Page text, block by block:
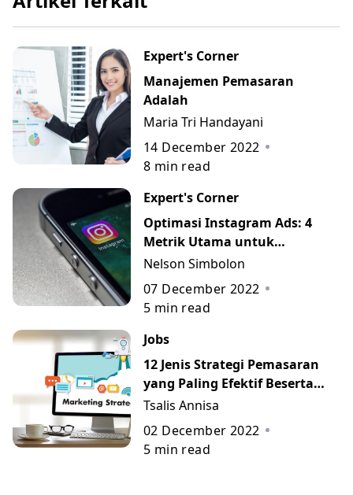
Expert's Corner
Manajemen Pemasaran
Adalah
Maria Tri Handayani
14 December 2022
8 min read
Expert's Corner
Optimasi Instagram Ads: 4
Metrik Utama untuk
Mengukur Performa Campaign
Nelson Simbolon
07 December 2022
5 min read
Jobs
12 Jenis Strategi Pemasaran
yang Paling Efektif Beserta
Contohnya
Tsalis Annisa
02 December 2022
5 min read